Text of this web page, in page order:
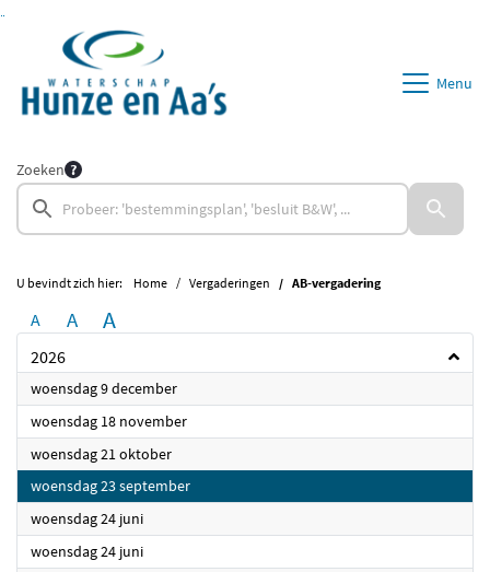
Menu
Zoeken
U bevindt zich hier: Home Vergaderingen AB-vergadering
A A A
2026
woensdag 9 december2026
woensdag 18 november2026
woensdag 21 oktober2026
woensdag 23 september2026
woensdag 24 juni2026
woensdag 24 juni2026